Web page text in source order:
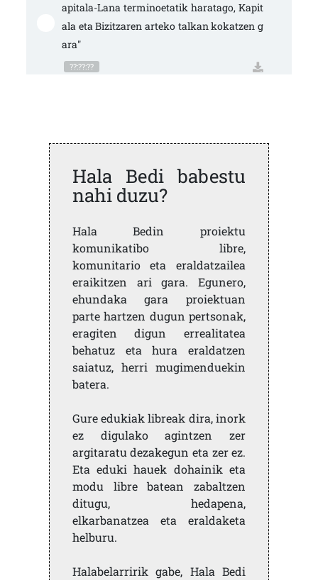
apitala-Lana terminoetatik haratago, Kapit
ala eta Bizitzaren arteko talkan kokatzen g
ara"
??:??:??
Hala Bedi babestu
nahi duzu?
Hala Bedin proiektu
komunikatibo libre,
komunitario eta eraldatzailea
eraikitzen ari gara. Egunero,
ehundaka gara proiektuan
parte hartzen dugun pertsonak,
eragiten digun errealitatea
behatuz eta hura eraldatzen
saiatuz, herri mugimenduekin
batera.
Gure edukiak libreak dira, inork
ez digulako agintzen zer
argitaratu dezakegun eta zer ez.
Eta eduki hauek dohainik eta
modu libre batean zabaltzen
ditugu, hedapena,
elkarbanatzea eta eraldaketa
helburu.
Halabelarririk gabe, Hala Bedi